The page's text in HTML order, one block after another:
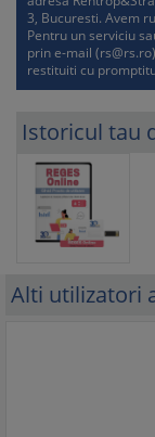
3, Bucuresti. Avem
Pentru un serviciu
prin e-mail (rs@rs.ro
restituiti cu
Istoricul tau
Alti utilizatori